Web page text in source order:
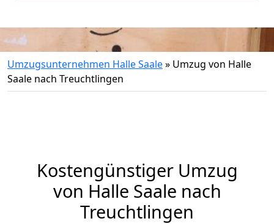
Umzugsunternehmen Halle Saale» Umzug von Halle
Saale nach Treuchtlingen
Kostengünstiger Umzug
von Halle Saale nach
Treuchtlingen